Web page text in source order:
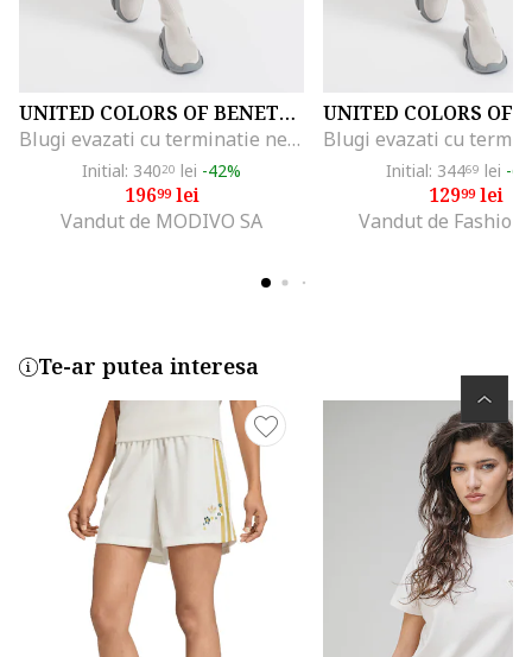
UNITED COLORS OF BENETTON
Blugi evazati cu terminatie nefinisata, Albastru deschis
Initial: 34020 lei -42%
19699lei
Vandut de MODIVO SA
Initial: 34469 lei -
12999lei
Vandut de Fashion
Te-ar putea interesa